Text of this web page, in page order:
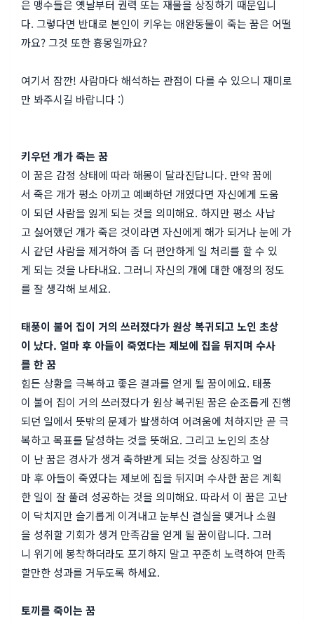
은 맹수들은 옛날부터 권력 또는 재물을 상징하기 때문입니
다. 그렇다면 반대로 본인이 키우는 애완동물이 죽는 꿈은 어떨
까요? 그것 또한 흉몽일까요?
여기서 잠깐! 사람마다 해석하는 관점이 다를 수 있으니 재미로
만 봐주시길 바랍니다 :)
키우던 개가 죽는 꿈
이 꿈은 감정 상태에 따라 해몽이 달라진답니다. 만약 꿈에
서 죽은 개가 평소 아끼고 예뻐하던 개였다면 자신에게 도움
이 되던 사람을 잃게 되는 것을 의미해요. 하지만 평소 사납
고 싫어했던 개가 죽은 것이라면 자신에게 해가 되거나 눈에 가
시 같던 사람을 제거하여 좀 더 편안하게 일 처리를 할 수 있
게 되는 것을 나타내요. 그러니 자신의 개에 대한 애정의 정도
를 잘 생각해 보세요.
태풍이 불어 집이 거의 쓰러졌다가 원상 복귀되고 노인 초상
이 났다. 얼마 후 아들이 죽였다는 제보에 집을 뒤지며 수사
를 한 꿈
힘든 상황을 극복하고 좋은 결과를 얻게 될 꿈이에요. 태풍
이 불어 집이 거의 쓰러졌다가 원상 복귀된 꿈은 순조롭게 진행
되던 일에서 뜻밖의 문제가 발생하여 어려움에 처하지만 곧 극
복하고 목표를 달성하는 것을 뜻해요. 그리고 노인의 초상
이 난 꿈은 경사가 생겨 축하받게 되는 것을 상징하고 얼
마 후 아들이 죽였다는 제보에 집을 뒤지며 수사한 꿈은 계획
한 일이 잘 풀려 성공하는 것을 의미해요. 따라서 이 꿈은 고난
이 닥치지만 슬기롭게 이겨내고 눈부신 결실을 맺거나 소원
을 성취할 기회가 생겨 만족감을 얻게 될 꿈이랍니다. 그러
니 위기에 봉착하더라도 포기하지 말고 꾸준히 노력하여 만족
할만한 성과를 거두도록 하세요.
토끼를 죽이는 꿈